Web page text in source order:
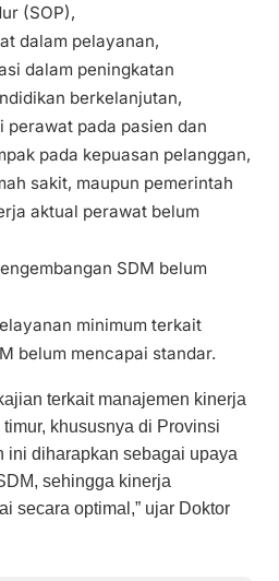
(SOP),
dalam pelayanan,
dalam peningkatan
berkelanjutan,
perawat pada pasien dan
pada kepuasan pelanggan,
sakit, maupun pemerintah
aktual perawat belum
SDM belum
minimum terkait
belum mencapai standar.
terkait manajemen kinerja
khususnya di Provinsi
ini diharapkan sebagai upaya
sehingga kinerja
secara optimal,” ujar Doktor